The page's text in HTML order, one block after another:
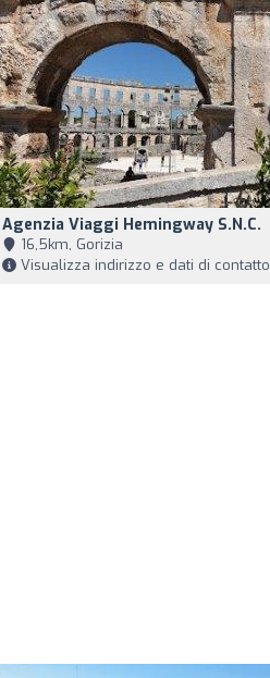
Agenzia Viaggi Hemingway S.n.c.
16,5km, Gorizia
Visualizza indirizzo e dati di contatto